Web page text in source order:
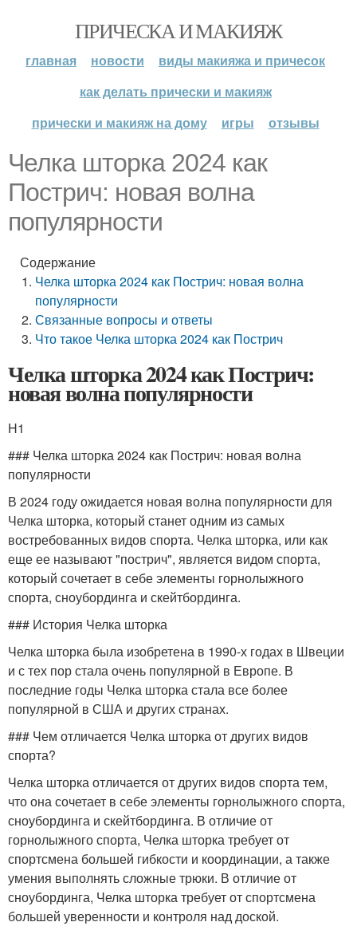
ПРИЧЕСКА И МАКИЯЖ
главная новости
виды макияжа и причесок
как делать прически и макияж
прически и макияж на дому
игры отзывы
Челка шторка 2024 как
Пострич: новая волна
популярности
Содержание
Челка шторка 2024 как Пострич: новая волна
популярности
Связанные вопросы и ответы
Что такое Челка шторка 2024 как Пострич
Челка шторка 2024 как Пострич:
новая волна популярности
H1
### Челка шторка 2024 как Пострич: новая волна
популярности
В 2024 году ожидается новая волна популярности для
Челка шторка, который станет одним из самых
востребованных видов спорта. Челка шторка, или как
еще ее называют "пострич", является видом спорта,
который сочетает в себе элементы горнолыжного
спорта, сноубординга и скейтбординга.
### История Челка шторка
Челка шторка была изобретена в 1990-х годах в Швеции
и с тех пор стала очень популярной в Европе. В
последние годы Челка шторка стала все более
популярной в США и других странах.
### Чем отличается Челка шторка от других видов
спорта?
Челка шторка отличается от других видов спорта тем,
что она сочетает в себе элементы горнолыжного спорта,
сноубординга и скейтбординга. В отличие от
горнолыжного спорта, Челка шторка требует от
спортсмена большей гибкости и координации, а также
умения выполнять сложные трюки. В отличие от
сноубординга, Челка шторка требует от спортсмена
большей уверенности и контроля над доской.